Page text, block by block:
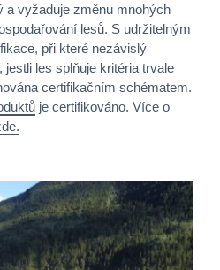
a vyžaduje změnu mnohých
lesů. S udržitelným
při které nezávislý
les splňuje kritéria trvale
certifikačním schématem.
je certifikováno. Více o